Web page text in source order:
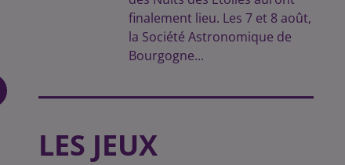
finalement lieu. Les 7 et 8 août,
la Société Astronomique de
Bourgogne...
LES JEUX